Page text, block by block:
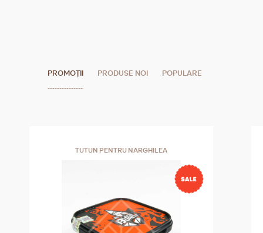
PROMOȚII PRODUSE NOI POPULARE
TUTUN PENTRU NARGHILEA